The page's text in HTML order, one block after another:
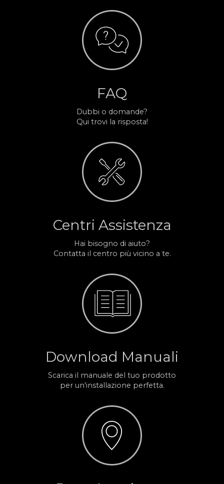
FAQ
Dubbi o domande?
Qui trovi la risposta!
Centri Assistenza
Hai bisogno di aiuto?
Contatta il centro più vicino a te.
Download Manuali
Scarica il manuale del tuo prodotto
per un'installazione perfetta.